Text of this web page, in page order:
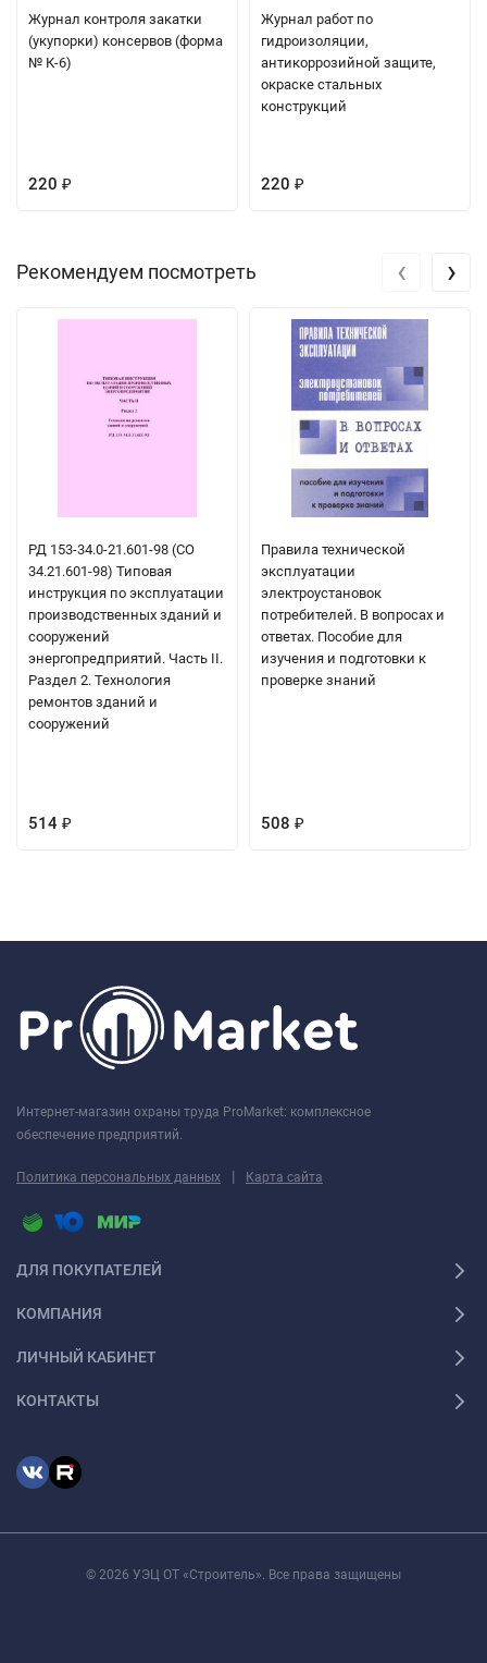
Журнал контроля закатки
(укупорки) консервов (форма
№ К-6)
220 ₽
Журнал работ по
гидроизоляции,
антикоррозийной защите,
окраске стальных
конструкций
220 ₽
Рекомендуем посмотреть
РД 153-34.0-21.601-98 (СО
34.21.601-98) Типовая
инструкция по эксплуатации
производственных зданий и
сооружений
энергопредприятий. Часть II.
Раздел 2. Технология
ремонтов зданий и
сооружений
514 ₽
Правила технической
эксплуатации
электроустановок
потребителей. В вопросах и
ответах. Пособие для
изучения и подготовки к
проверке знаний
508 ₽
‹ ›
Интернет-магазин охраны труда ProMarket: комплексное
обеспечение предприятий.
Политика персональных данных | Карта сайта
ДЛЯ ПОКУПАТЕЛЕЙ
КОМПАНИЯ
ЛИЧНЫЙ КАБИНЕТ
КОНТАКТЫ
© 2026 УЭЦ ОТ «Строитель». Все права защищены